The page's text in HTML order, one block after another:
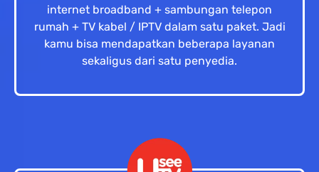
internet broadband + sambungan telepon
rumah + TV kabel / IPTV dalam satu paket. Jadi
kamu bisa mendapatkan beberapa layanan
sekaligus dari satu penyedia.